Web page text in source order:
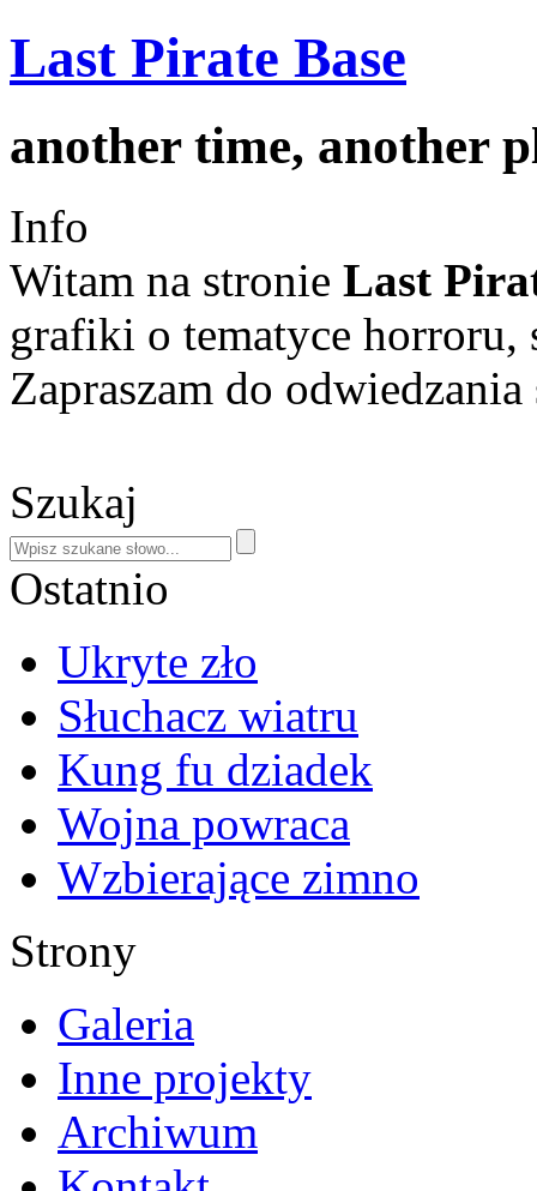
Last Pirate Base
another time, another
Info
Witam na stronie Last
grafiki o tematyce horroru,
Zapraszam do
Szukaj
Ostatnio
Ukryte zło
Słuchacz wiatru
Kung fu dziadek
Wojna powraca
Wzbierające zimno
Strony
Galeria
Inne projekty
Archiwum